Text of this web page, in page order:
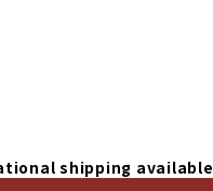
shipping available